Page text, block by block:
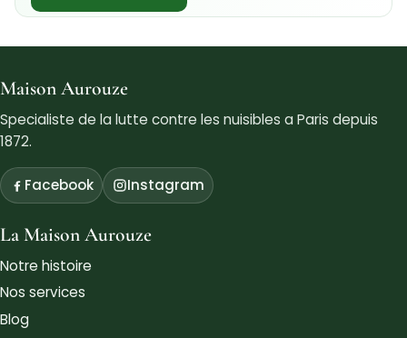
Maison Aurouze
Specialiste de la lutte contre les nuisibles a Paris depuis
1872.
Facebook Instagram
La Maison Aurouze
Notre histoire
Nos services
Blog